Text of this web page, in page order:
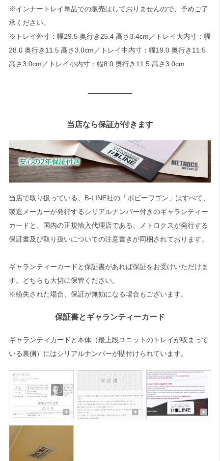
※インナートレイ単品での販売はしておりませんので、予めご了
承ください。
※トレイ外寸：幅29.5 奥行き25.4 高さ3.4cm／トレイ大内寸：幅
28.0 奥行き11.5 高さ3.0cm／トレイ中内寸：幅19.0 奥行き11.5
高さ3.0cm／トレイ小内寸：幅8.0 奥行き11.5 高さ3.0cm
当店なら保証が付きます
当店で取り扱っている、B-LINE社の「ボビーワゴン」はすべて、
製造メーカーが発行するシリアルナンバー付きのギャランティー
カードと、国内の正規輸入代理店である、メトロクスが発行する
保証書及び取り扱いについての注意書きが同梱されております。
ギャランティーカードと保証書があれば保証をお受けいただけま
す。どちらも大切に保管ください。
※紛失された場合、保証が無効になる場合もございます。
保証書とギャランティーカード
ギャランティカードと本体（最上段ユニットのトレイが収まって
いる裏側）にはシリアルナンバーが貼付けられています。